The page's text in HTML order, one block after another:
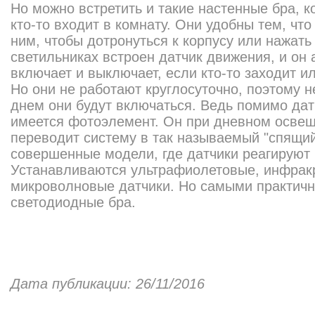
Но можно встретить и такие настенные бра,
кто-то входит в комнату. Они удобны тем,
ним, чтобы дотронуться к корпусу или
светильниках встроен датчик движения, и он
включает и выключает, если кто-то заходит
Но они не работают круглосуточно, поэтому
днем они будут включаться. Ведь помимо
имеется фотоэлемент. Он при дневном
переводит систему в так называемый
совершенные модели, где датчики
Устанавливаются ультрафиолетовые,
микроволновые датчики. Но самыми
светодиодные бра.
Дата публикации: 26/11/2016